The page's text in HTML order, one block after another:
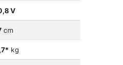
V
cm
kg